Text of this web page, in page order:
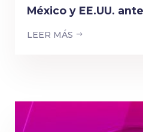
México y EE.UU.
LEER MÁS